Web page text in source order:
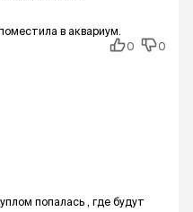
в аквариум.
0
0
попалась , где будут